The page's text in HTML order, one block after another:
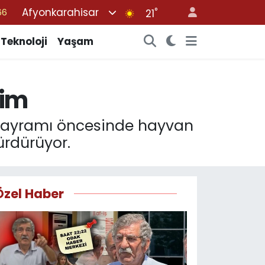
Afyonkarahisar 21°
Teknoloji Yaşam
öncesinde hayvan
Haber